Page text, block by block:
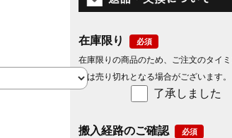
在庫限り
了承しました
在庫限りの商品のため、ご注文のタイ
ては売り切れとなる場合がございます。
搬入経路のご確認